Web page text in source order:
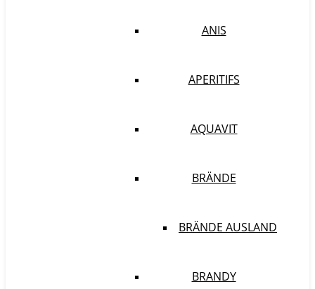
ANIS
APERITIFS
AQUAVIT
BRÄNDE
BRÄNDE AUSLAND
BRANDY